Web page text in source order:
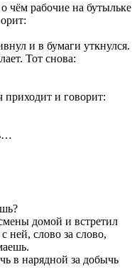
чём рабочие на бутыльке
и в бумаги уткнулся.
Тот снова:
приходит и говорит:
домой и встретил
ней, слово за слово,
в нарядной за добычь